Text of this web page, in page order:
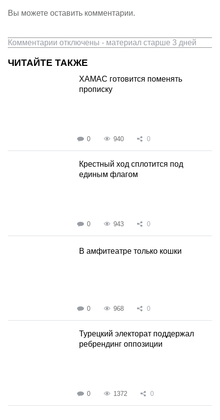
Вы можете оставить комментарии.
Комментарии отключены - материал старше 3 дней
ЧИТАЙТЕ ТАКЖЕ
ХАМАС готовится поменять
прописку
0 940 0
Крестный ход сплотится под
единым флагом
0 943 0
В амфитеатре только кошки
0 968 0
Турецкий электорат поддержал
ребрендинг оппозиции
0 1372 0